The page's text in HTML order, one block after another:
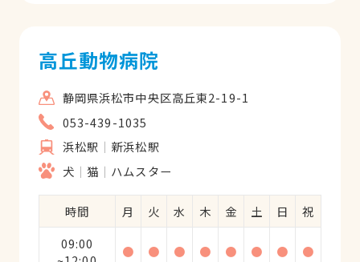
高丘動物病院
静岡県浜松市中央区高丘東2-19-1
053-439-1035
浜松駅
新浜松駅
犬
猫 ハムスター
時間 月 火 水 木 金 土 日
祝
09:00
● ● ● ● ● ● ● ●